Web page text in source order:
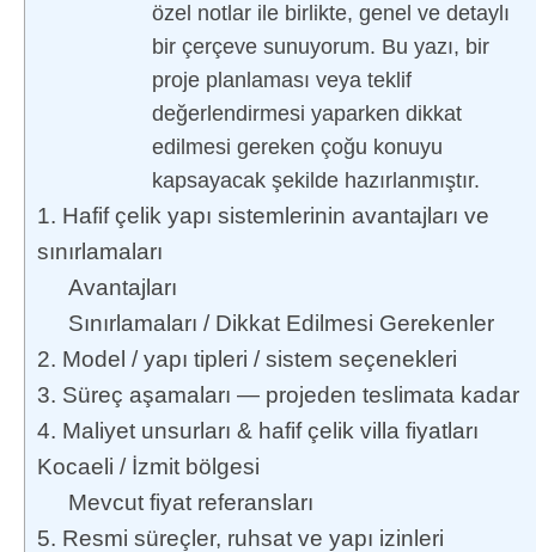
özel notlar ile birlikte, genel ve detaylı
bir çerçeve sunuyorum. Bu yazı, bir
proje planlaması veya teklif
değerlendirmesi yaparken dikkat
edilmesi gereken çoğu konuyu
kapsayacak şekilde hazırlanmıştır.
1. Hafif çelik yapı sistemlerinin avantajları ve
sınırlamaları
Avantajları
Sınırlamaları / Dikkat Edilmesi Gerekenler
2. Model / yapı tipleri / sistem seçenekleri
3. Süreç aşamaları — projeden teslimata kadar
4. Maliyet unsurları & hafif çelik villa fiyatları
Kocaeli / İzmit bölgesi
Mevcut fiyat referansları
5. Resmi süreçler, ruhsat ve yapı izinleri